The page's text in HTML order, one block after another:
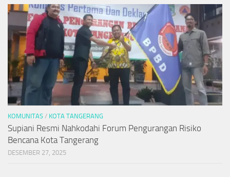
KOMUNITAS / KOTA TANGERANG
Supiani Resmi Nahkodahi Forum Pengurangan Risiko
Bencana Kota Tangerang
DESEMBER 27, 2025